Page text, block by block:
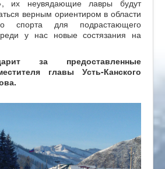
их неувядающие лавры будут
верным ориентиром в области
спорта для подрастающего
у нас новые состязания на
за предоставленные
главы Усть-Канского